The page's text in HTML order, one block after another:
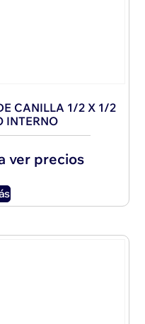
CANILLA 1/2 X 1/2
INTERNO
ver precios